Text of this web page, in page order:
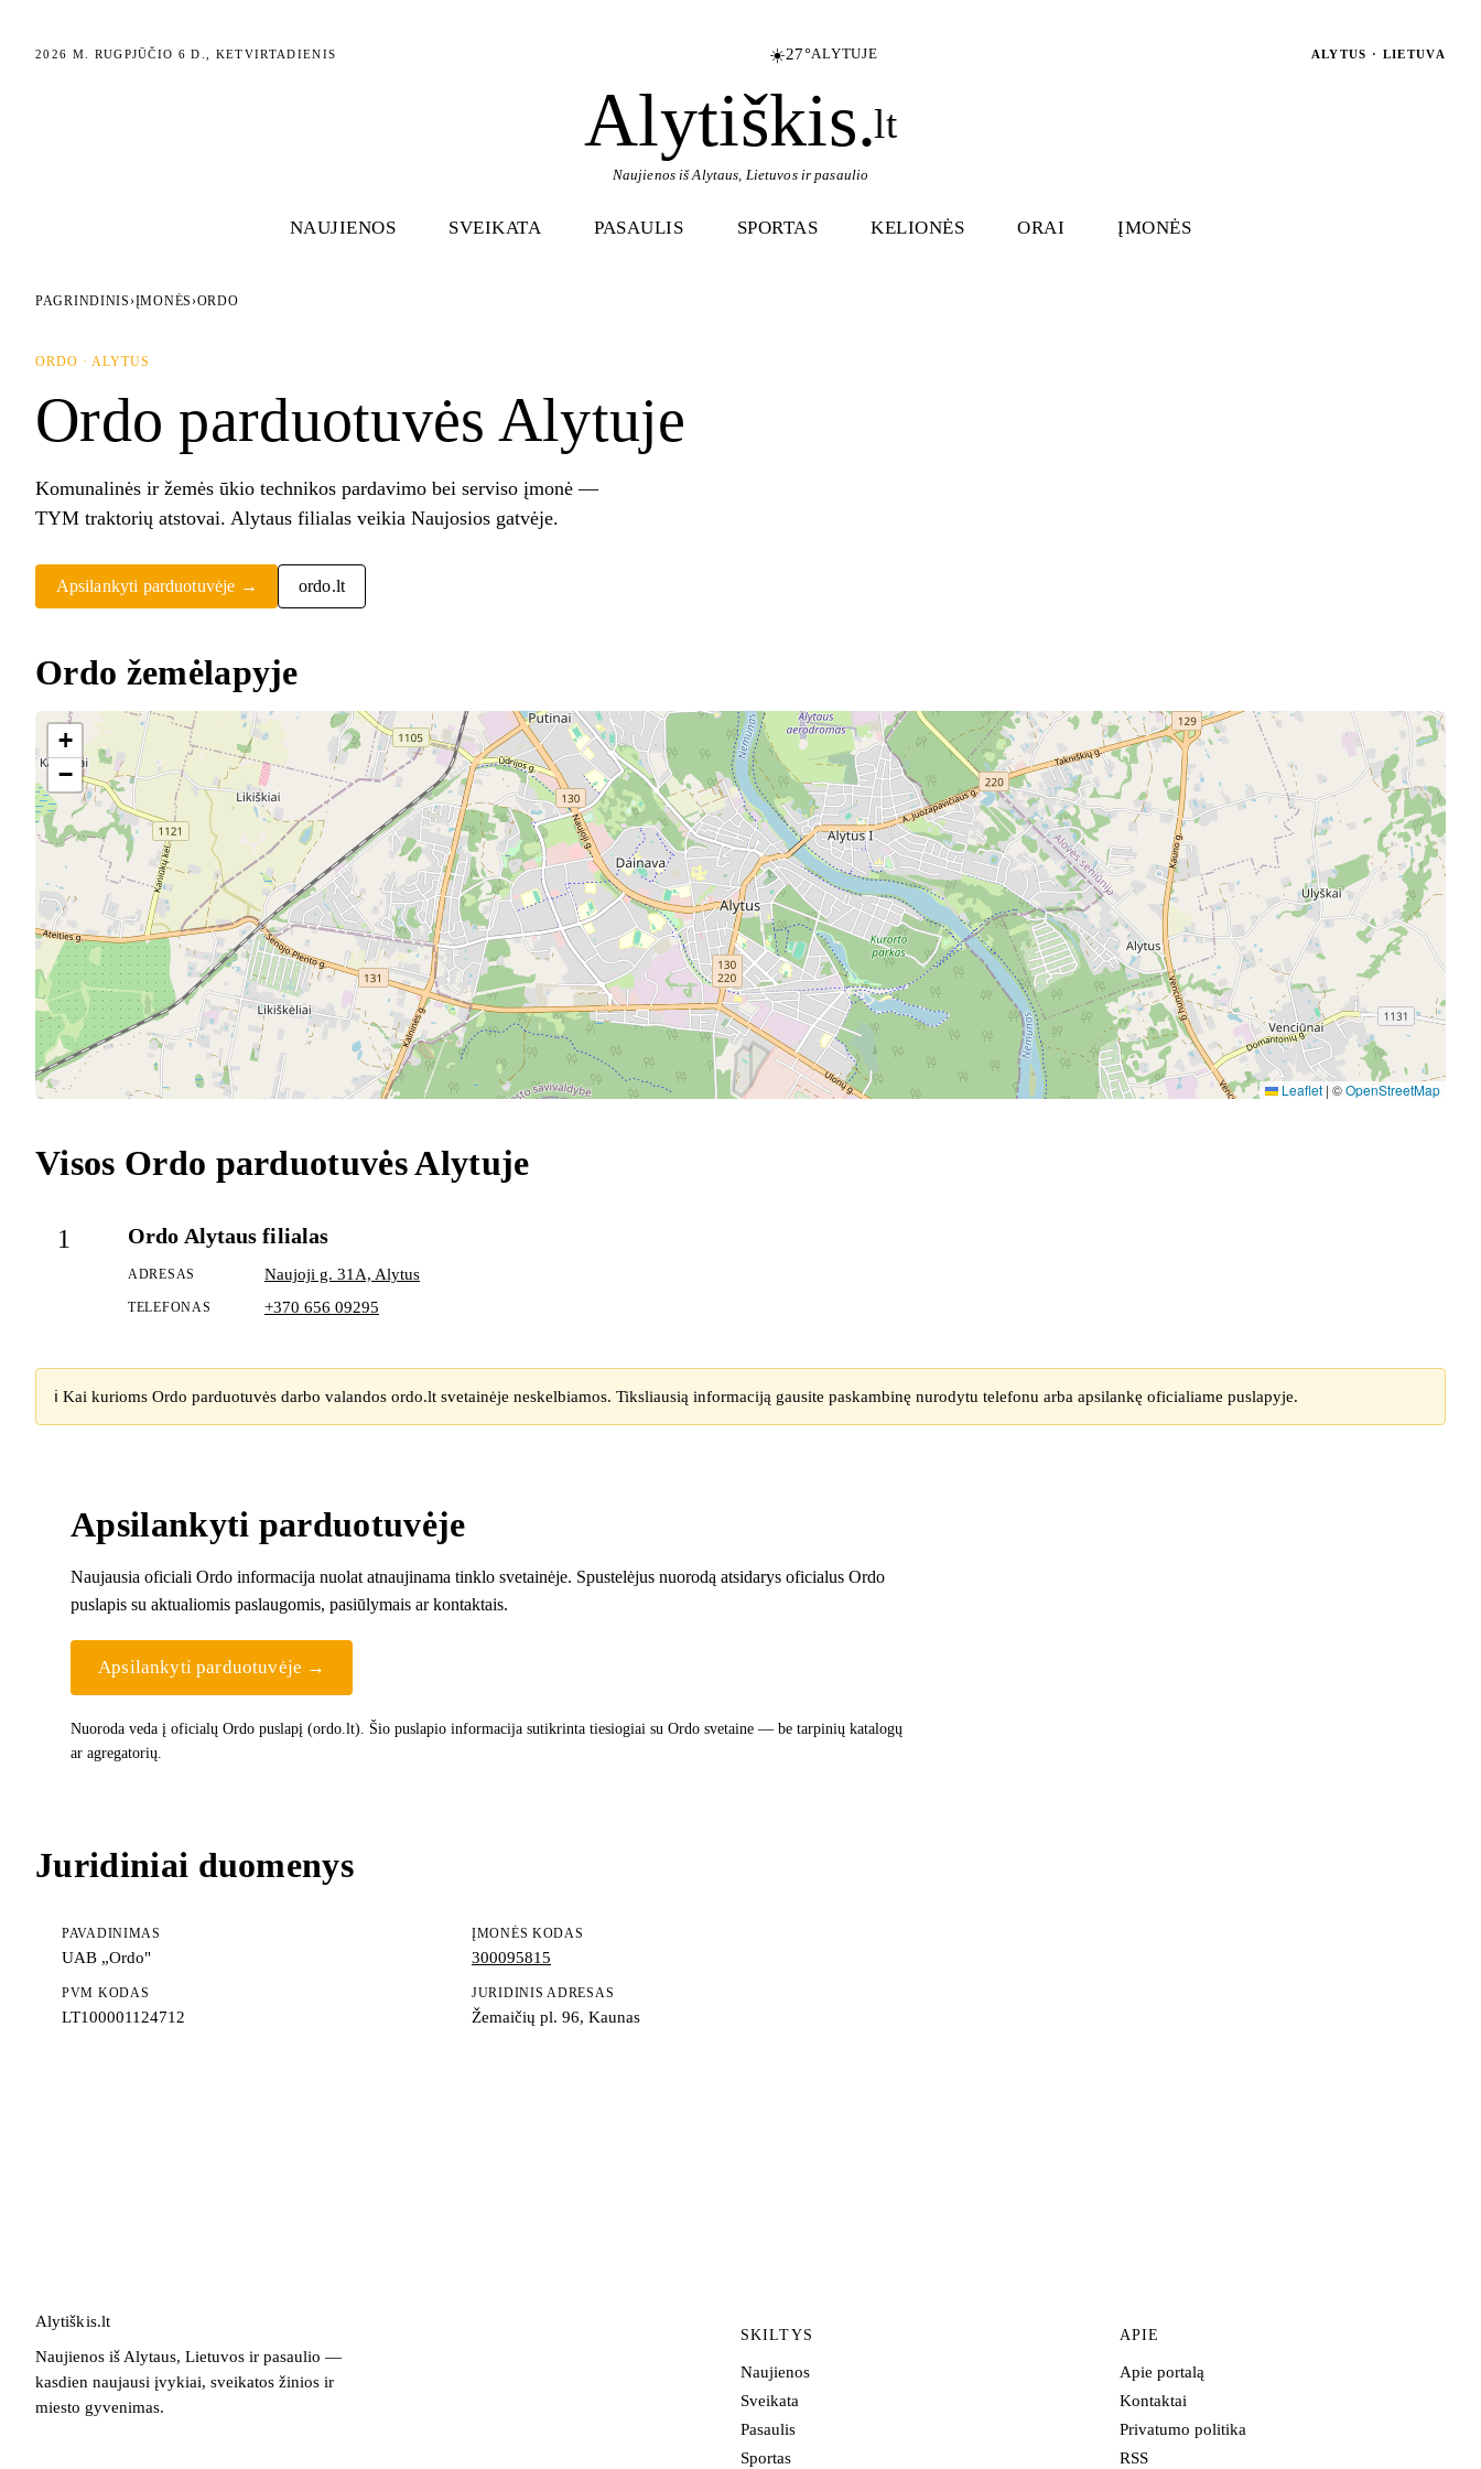
2026 M. RUGPJŪČIO 6 D., KETVIRTADIENIS ☀️27°ALYTUJE ALYTUS · LIETUVA
Alytiškis.lt
Naujienos iš Alytaus, Lietuvos ir pasaulio
NAUJIENOS SVEIKATA PASAULIS SPORTAS KELIONĖS ORAI ĮMONĖS
PAGRINDINIS ›ĮMONĖS ›ORDO
ORDO · ALYTUS
Ordo parduotuvės Alytuje
Komunalinės ir žemės ūkio technikos pardavimo bei serviso įmonė —
TYM traktorių atstovai. Alytaus filialas veikia Naujosios gatvėje.
Apsilankyti parduotuvėje → ordo.lt
Ordo žemėlapyje
+
−
Leaflet | ©OpenStreetMap
Visos Ordo parduotuvės Alytuje
1 Ordo Alytaus filialas
ADRESAS Naujoji g. 31A, Alytus
TELEFONAS +370 656 09295
ℹ️ Kai kurioms Ordo parduotuvės darbo valandos ordo.lt svetainėje neskelbiamos. Tiksliausią informaciją gausite paskambinę nurodytu telefonu arba apsilankę oficialiame puslapyje.
Apsilankyti parduotuvėje
Naujausia oficiali Ordo informacija nuolat atnaujinama tinklo svetainėje. Spustelėjus nuorodą atsidarys oficialus Ordo
puslapis su aktualiomis paslaugomis, pasiūlymais ar kontaktais.
Apsilankyti parduotuvėje →
Nuoroda veda į oficialų Ordo puslapį (ordo.lt). Šio puslapio informacija sutikrinta tiesiogiai su Ordo svetaine — be tarpinių katalogų
ar agregatorių.
Juridiniai duomenys
PAVADINIMAS
UAB „Ordo"
ĮMONĖS KODAS
300095815
PVM KODAS
LT100001124712
JURIDINIS ADRESAS
Žemaičių pl. 96, Kaunas
Alytiškis.lt
Naujienos iš Alytaus, Lietuvos ir pasaulio —
kasdien naujausi įvykiai, sveikatos žinios ir
miesto gyvenimas.
SKILTYS
Naujienos
Sveikata
Pasaulis
Sportas
APIE
Apie portalą
Kontaktai
Privatumo politika
RSS